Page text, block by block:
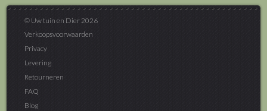
© Uw tuin en Dier 2026
Verkoopsvoorwaarden
Privacy
Levering
Retourneren
FAQ
Blog